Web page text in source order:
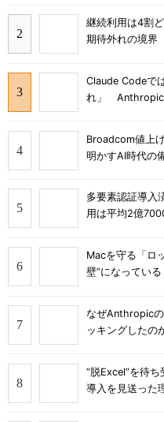
継続利用は4割
期待外れの境界
Claude Codeで
れ」 Anthropic
Broadcom値上
明かすAI時代の
多要素認証導入
用は平均2億
Macを守る「ロ
壁”になっている
なぜAnthropic
ッキングしたの
“脱Excel”を待
導入を見送った